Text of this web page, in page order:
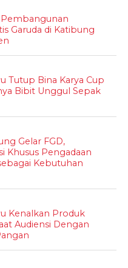
Garuda di Katibung
Tutup Bina Karya Cup
Bibit Unggul Sepak
Gelar FGD,
Khusus Pengadaan
Kebutuhan
Kenalkan Produk
Audiensi Dengan